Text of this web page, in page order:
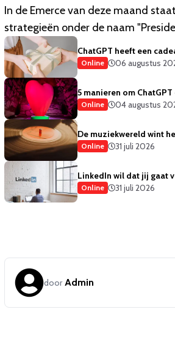
In de Emerce van deze maand
strategieën onder de naam
ChatGPT heeft een
Online 06 augustus
5 manieren om
Online 04 augustus
De muziekwereld wint
Online 31 juli 2026
LinkedIn wil dat jij gaat
Online 31 juli 2026
door Admin